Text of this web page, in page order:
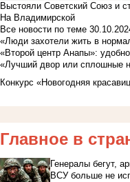
Выстояли Советский Союз и
На Владимирской
Все новости по теме
«Люди захотели жить в
«Второй центр Анапы»:
«Лучший двор или сплошные
Конкурс «Новогодняя
Главное в
Генералы бегут,
ВСУ больше не